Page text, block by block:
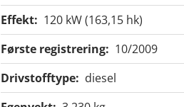
Effekt: 120 kW (163,15 hk)
Første registrering: 10/2009
Drivstofftype: diesel